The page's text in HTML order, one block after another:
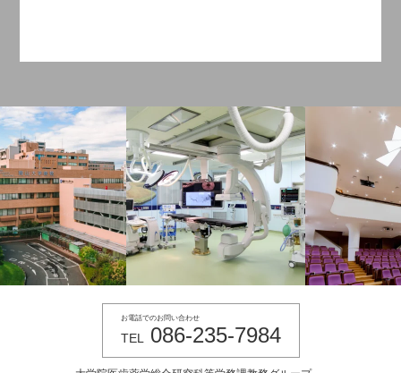
お電話でのお問い合わせ
TEL 086-235-7984